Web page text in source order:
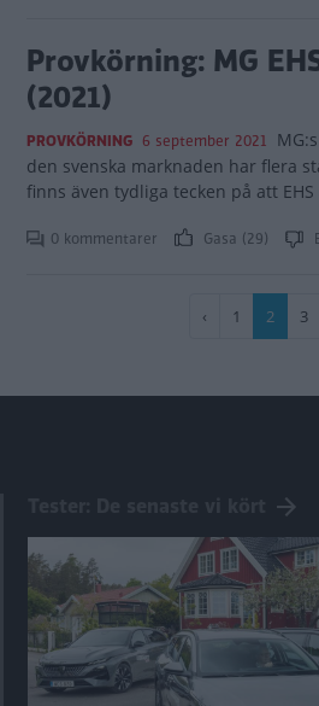
Provkörning: MG
(2021)
PROVKÖRNING 6 september 2021
den svenska marknaden har flera
finns även tydliga tecken på att
0 kommentarer Gasa (29)
Föregående
‹ Sida
1 2 Sida
3